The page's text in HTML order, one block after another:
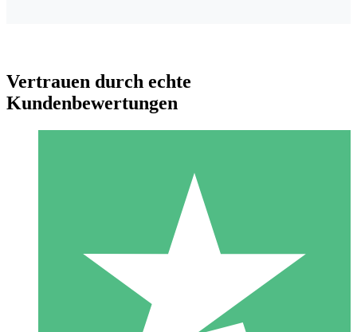
Individuelle Credit-Pakete
Zahlen Sie nach Bedarf mit Download-Credits. Keine
monatliche Verpflichtung erforderlich.
Vertrauen durch echte
Kundenbewertungen